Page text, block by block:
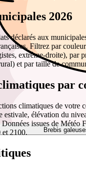
Brebis
2026
déclarés aux
Filtrez par
extrême-droite), par
et par taille de
par
climatiques de votre
estivale, élévation du
Données issues de Météo
2100.